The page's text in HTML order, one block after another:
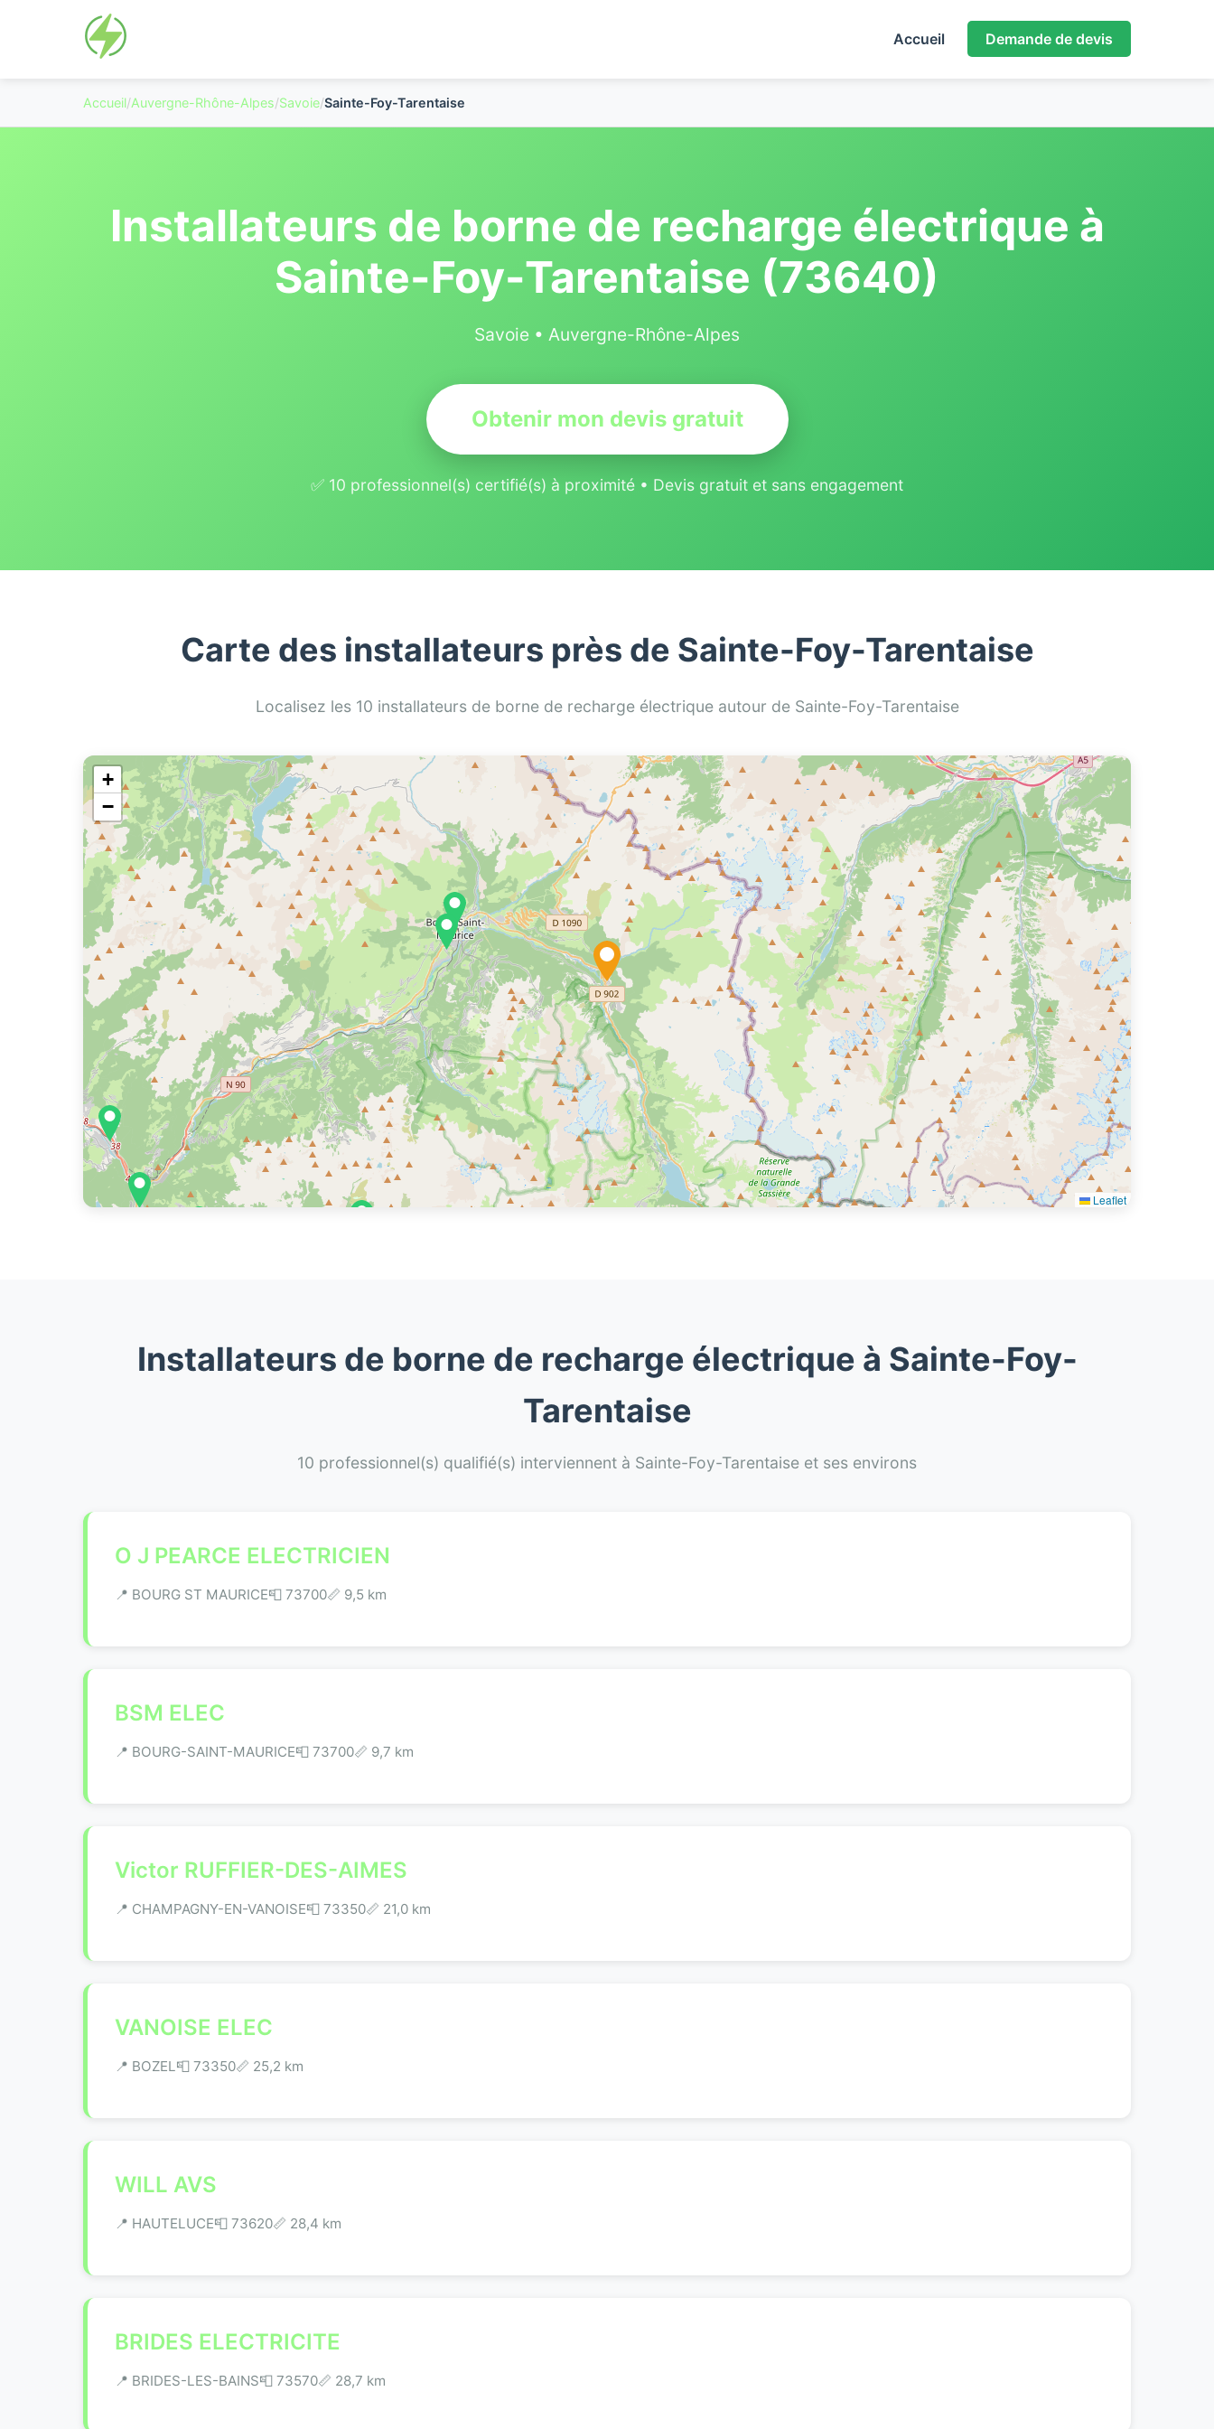
Accueil Demande de devis
Accueil/Auvergne-Rhône-Alpes/Savoie/Sainte-Foy-Tarentaise
Installateurs de borne de recharge électrique à
Sainte-Foy-Tarentaise (73640)
Savoie • Auvergne-Rhône-Alpes
Obtenir mon devis gratuit
✅ 10 professionnel(s) certifié(s) à proximité • Devis gratuit et sans engagement
Carte des installateurs près de Sainte-Foy-Tarentaise
Localisez les 10 installateurs de borne de recharge électrique autour de Sainte-Foy-Tarentaise
+
−
Leaflet
Installateurs de borne de recharge électrique à Sainte-Foy-
Tarentaise
10 professionnel(s) qualifié(s) interviennent à Sainte-Foy-Tarentaise et ses environs
O J PEARCE ELECTRICIEN
📍 BOURG ST MAURICE📮 73700📏 9,5 km
BSM ELEC
📍 BOURG-SAINT-MAURICE📮 73700📏 9,7 km
Victor RUFFIER-DES-AIMES
📍 CHAMPAGNY-EN-VANOISE📮 73350📏 21,0 km
VANOISE ELEC
📍 BOZEL📮 73350📏 25,2 km
WILL AVS
📍 HAUTELUCE📮 73620📏 28,4 km
BRIDES ELECTRICITE
📍 BRIDES-LES-BAINS📮 73570📏 28,7 km